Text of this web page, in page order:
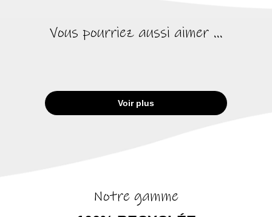
Vous pourriez aussi aimer ...
Voir plus
Notre gamme